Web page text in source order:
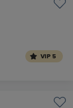
VIP 5